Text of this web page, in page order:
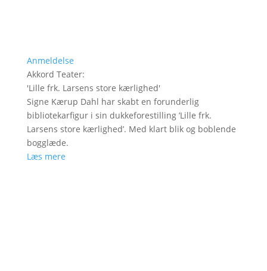
Anmeldelse
Akkord Teater:
'Lille frk. Larsens store kærlighed'
Signe Kærup Dahl har skabt en forunderlig
bibliotekarfigur i sin dukkeforestilling ’Lille frk.
Larsens store kærlighed’. Med klart blik og boblende
bogglæde.
Læs mere